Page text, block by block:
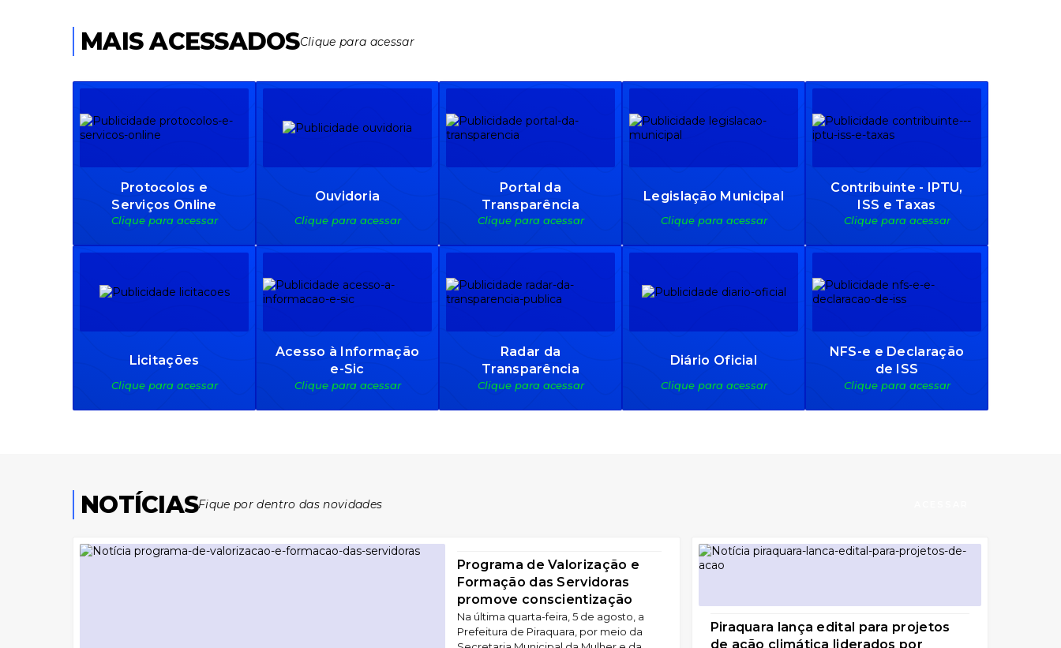
MAIS ACESSADOSClique para acessar
Protocolos e
Serviços Online
Clique para acessar
Ouvidoria
Clique para acessar
Portal da
Transparência
Clique para acessar
Legislação Municipal
Clique para acessar
Contribuinte - IPTU,
ISS e Taxas
Clique para acessar
Licitações
Clique para acessar
Acesso à Informação
e-Sic
Clique para acessar
Radar da
Transparência
Pública
Clique para acessar
Diário Oficial
Clique para acessar
NFS-e e Declaração
de ISS
Clique para acessar
NOTÍCIASFique por dentro das novidades
Programa de Valorização e
Formação das Servidoras
promove conscientização
sobre a violência contra a
mulher em alusão aos 20 anos
Na última quarta-feira, 5 de agosto, a
Prefeitura de Piraquara, por meio da
Piraquara lança edital para projetos
de ação climática liderados por